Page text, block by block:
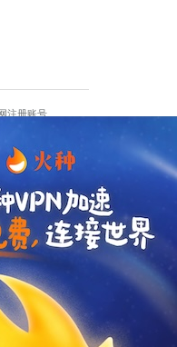
注册账号
者sana推特是什么
国内能用twitter吗
推特上的视频
载
实名制
手机号
感内容苹果
手机号